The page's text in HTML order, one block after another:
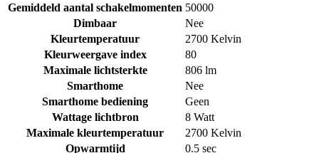
Gemiddeld aantal schakelmomenten 50000
Dimbaar
Nee
Kleurtemperatuur
2700 Kelvin
Kleurweergave index
80
Maximale lichtsterkte
806 lm
Smarthome
Nee
Smarthome bediening
Geen
Wattage lichtbron
8 Watt
Maximale kleurtemperatuur
2700 Kelvin
Opwarmtijd
0.5 sec